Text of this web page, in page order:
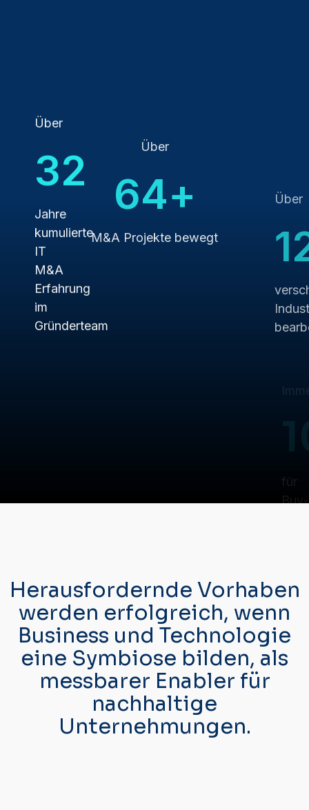
47
kumulierte
IT
M&A
Erfahrung
im
Gründerteam
95+
M&A Projekte bewegt
für
Buy-
Herausfordernde Vorhaben
werden erfolgreich, wenn
Business und Technologie
eine Symbiose bilden, als
messbarer Enabler für
nachhaltige
Unternehmungen.